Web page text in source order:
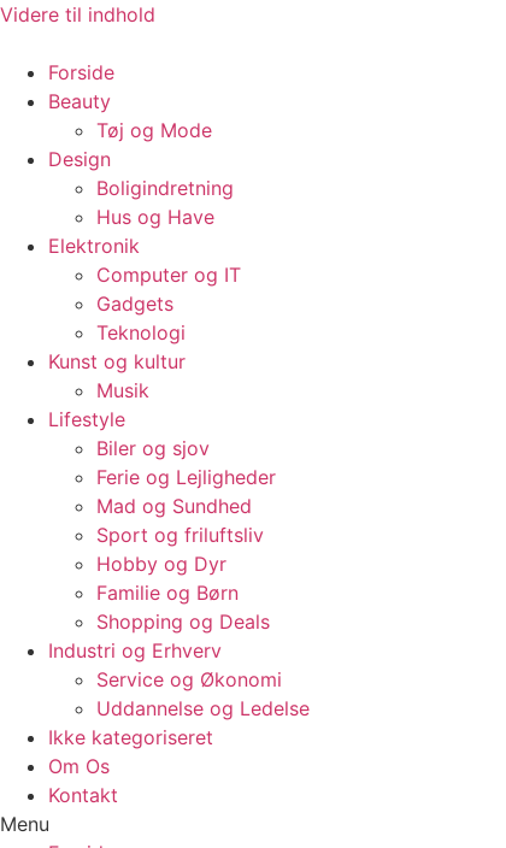
Videre til indhold
Forside
Beauty
Tøj og Mode
Design
Boligindretning
Hus og Have
Elektronik
Computer og IT
Gadgets
Teknologi
Kunst og kultur
Musik
Lifestyle
Biler og sjov
Ferie og Lejligheder
Mad og Sundhed
Sport og friluftsliv
Hobby og Dyr
Familie og Børn
Shopping og Deals
Industri og Erhverv
Service og Økonomi
Uddannelse og Ledelse
Ikke kategoriseret
Om Os
Kontakt
Menu